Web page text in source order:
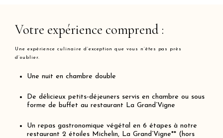
Votre expérience comprend :
Une expérience culinaire d’exception que vous n’êtes pas près
d’oublier.
Une nuit en chambre double
De délicieux petits-déjeuners servis en chambre ou sous
forme de buffet au restaurant La Grand’Vigne
Un repas gastronomique végétal en 6 étapes à notre
restaurant 2 étoiles Michelin, La Grand’Vigne**(hors